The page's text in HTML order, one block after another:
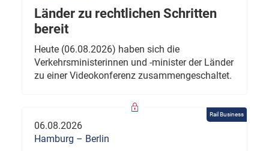
Länder zu rechtlichen Schritten
bereit
Heute (06.08.2026) haben sich die
Verkehrsministerinnen und -minister der Länder
zu einer Videokonferenz zusammengeschaltet.
Rail Business
06.08.2026
Hamburg – Berlin